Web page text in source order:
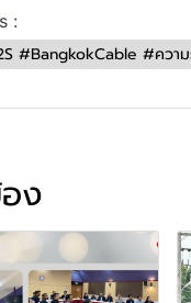
:
#BangkokCable #ควา
ง